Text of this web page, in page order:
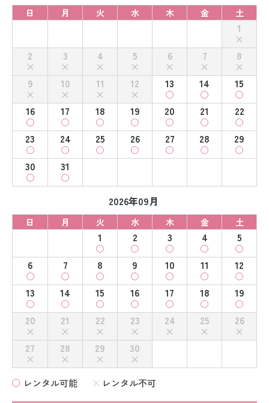
日
月 火 水 木 金 土
1
2
3 4 5 6 7
8
9
10 11 12 13 14
15
16
17 18 19 20 21
22
23
24 25 26 27 28
29
30
31
2026年09月
日 月 火 水 木 金 土
1 2 3 4
5
6
7 8 9 10 11
12
13
14 15 16 17 18
19
20
21 22 23 24 25
26
27
28 29 30
レンタル可能 レンタル不可